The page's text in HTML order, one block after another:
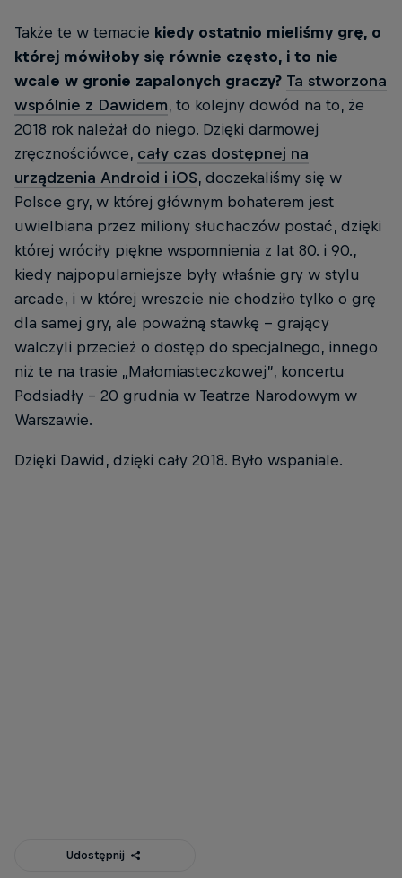
Także te w temacie kiedy ostatnio mieliśmy grę, o
której mówiłoby się równie często, i to nie
wcale w gronie zapalonych graczy? Ta stworzona
wspólnie z Dawidem, to kolejny dowód na to, że
2018 rok należał do niego. Dzięki darmowej
zręcznościówce, cały czas dostępnej na
urządzenia Android i iOS, doczekaliśmy się w
Polsce gry, w której głównym bohaterem jest
uwielbiana przez miliony słuchaczów postać, dzięki
której wróciły piękne wspomnienia z lat 80. i 90.,
kiedy najpopularniejsze były właśnie gry w stylu
arcade, i w której wreszcie nie chodziło tylko o grę
dla samej gry, ale poważną stawkę -- grający
walczyli przecież o dostęp do specjalnego, innego
niż te na trasie „Małomiasteczkowej”, koncertu
Podsiadły – 20 grudnia w Teatrze Narodowym w
Warszawie.
Dzięki Dawid, dzięki cały 2018. Było wspaniale.
Udostępnij